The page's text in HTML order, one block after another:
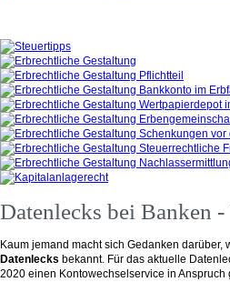
Datenlecks bei Banken
Kaum jemand macht sich Gedanken
Datenlecks bekannt. Für das aktuelle
2020 einen Kontowechselservice in Anspruch